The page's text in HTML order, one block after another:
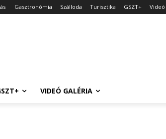
Gasztronómia Szálloda Turisztika GSZT+ Videó
VIDEÓ GALÉRIA